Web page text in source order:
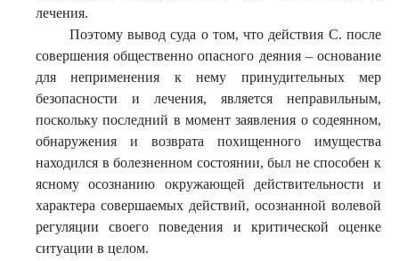
лечения.
Поэтому вывод суда о том, что действия С. после
совершения общественно опасного деяния – основание
для неприменения к нему принудительных мер
безопасности и лечения, является неправильным,
поскольку последний в момент заявления о содеянном,
обнаружения и возврата похищенного имущества
находился в болезненном состоянии, был не способен к
ясному осознанию окружающей действительности и
характера совершаемых действий, осознанной волевой
регуляции своего поведения и критической оценке
ситуации в целом.